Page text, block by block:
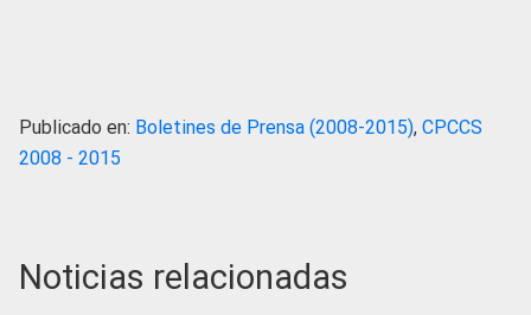
Publicado en: Boletines de Prensa (2008-2015), CPCCS
2008 - 2015
Noticias relacionadas